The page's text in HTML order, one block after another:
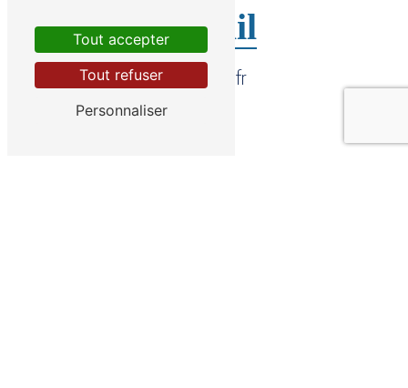
E-mail
sorc@sorc.fr
Tout accepter
Tout refuser
Personnaliser